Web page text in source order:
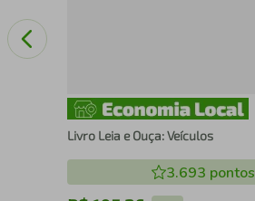
Livro Leia e Ouça: Veículos
3.693 pontos